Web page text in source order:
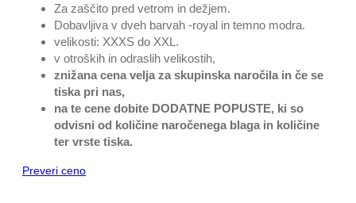
Za zaščito pred vetrom in dežjem.
Dobavljiva v dveh barvah -royal in temno modra.
velikosti: XXXS do XXL.
v otroških in odraslih velikostih,
znižana cena velja za skupinska naročila in če se
tiska pri nas,
na te cene dobite DODATNE POPUSTE, ki so
odvisni od količine naročenega blaga in količine
ter vrste tiska.
Preveri ceno